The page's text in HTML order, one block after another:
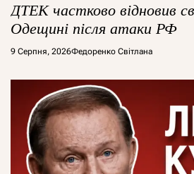
ДТЕК частково відновив
Одещині після атаки РФ
9 Серпня, 2026Федоренко Світлана